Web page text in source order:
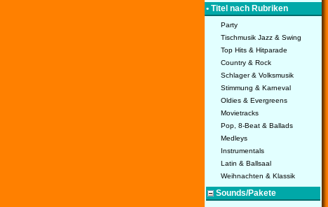
• Titel nach Rubriken
Party
Tischmusik Jazz & Swing
Top Hits & Hitparade
Country & Rock
Schlager & Volksmusik
Stimmung & Karneval
Oldies & Evergreens
Movietracks
Pop, 8-Beat & Ballads
Medleys
Instrumentals
Latin & Ballsaal
Weihnachten & Klassik
Sounds/Pakete